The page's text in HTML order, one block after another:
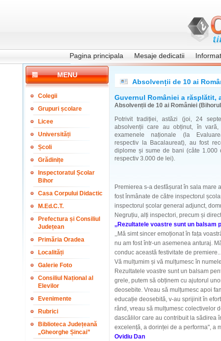
Pagina principala Mesaje dedicatii
MENU
Colegii
Grupuri școlare
Licee
Universități
Școli
Grădinițe
Inspectoratul Școlar
Bihor
Casa Corpului Didactic
M.Ed.C.T.
Prefectura și Consiliul
Județean
Primăria Oradea
Localități
Galerie Foto
Consiliul Național al
Elevilor
Evenimente
Rubrici
Biblioteca Județeană
„Gheorghe Șincai”
Absolvenții de 10 ai
Guvernul României a răsplătit,
Absolvenții de 10 ai României
Potrivit tradiției, astăzi (joi, 24
absolvenții care au obținut, în
examenele naționale (la
respectiv la Bacalaureat), au fost
diplome și sume de bani (câte 1.000
respectiv 3.000 de lei).
Premierea s-a desfășurat în sala mare
fost înmânate de către inspectorul
inspectorul școlar general adjunct,
Negruțiu, alți inspectori, precum și
,,Rezultatele voastre sunt un balsam
,,Mă simt sincer emoționat în fața
nu am fost într-un asemenea anturaj.
conduc această festivitate de
Vă mulțumim și vă mulțumesc în
Rezultatele voastre sunt un balsam
grele, putem să obținem cu ajutorul
deosebite. Vreau să mulțumesc apoi
educație deosebită, v-au sprijinit în
rând, vreau să mulțumesc colectivelor
dascălilor care au contribuit la sădirea
excelență, a dorinței de a performa", a
Ovidiu Dan